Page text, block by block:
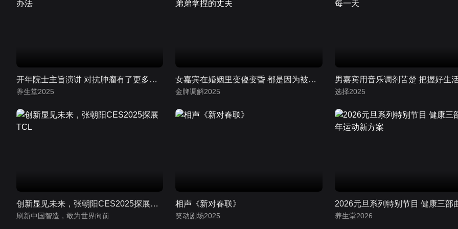
开年院士主旨演讲 对抗肿瘤有了更多办法
养生堂2025
女嘉宾在婚姻里变傻变昏 都是因为被弟弟拿捏的丈夫
金牌调解2025 选择2025
创新显见未来，张朝阳CES2025探展TCL
刷新中国智造，敢为世界向前
相声《新对春联》
笑动剧场2025 养生堂2026